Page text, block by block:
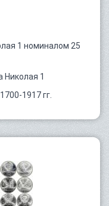
1 номиналом 25
Николая 1
1917 гг.